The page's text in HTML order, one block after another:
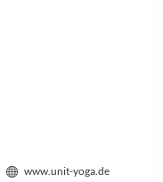
www.unit-yoga.de